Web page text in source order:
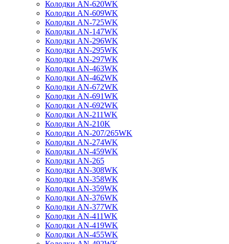
Колодки AN-620WK
Колодки AN-609WK
Колодки AN-725WK
Колодки AN-147WK
Колодки AN-296WK
Колодки AN-295WK
Колодки AN-297WK
Колодки AN-463WK
Колодки AN-462WK
Колодки AN-672WK
Колодки AN-691WK
Колодки AN-692WK
Колодки AN-211WK
Колодки AN-210K
Колодки AN-207/265WK
Колодки AN-274WK
Колодки AN-459WK
Колодки AN-265
Колодки AN-308WK
Колодки AN-358WK
Колодки AN-359WK
Колодки AN-376WK
Колодки AN-377WK
Колодки AN-411WK
Колодки AN-419WK
Колодки AN-455WK